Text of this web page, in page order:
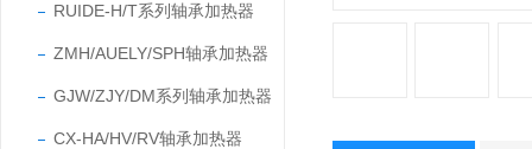
RUIDE-H/T系列轴承加热器
ZMH/AUELY/SPH轴承加热器
GJW/ZJY/DM系列轴承加热器
CX-HA/HV/RV轴承加热器